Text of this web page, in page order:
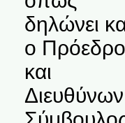
δηλώνει
ο
και
Διευθύνων